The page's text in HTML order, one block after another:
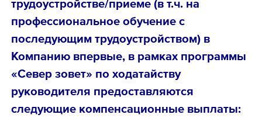
профессиональное обучение с
последующим трудоустройством) в
Компанию впервые, в рамках программы
«Север зовет» по ходатайству
руководителя предоставляются
следующие компенсационные выплаты: